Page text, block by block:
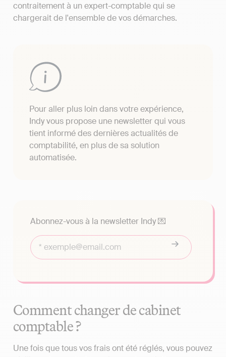
contraitement à un expert-comptable qui se
chargerait de l'ensemble de vos démarches.
Pour aller plus loin dans votre expérience,
Indy vous propose une newsletter qui vous
tient informé des dernières actualités de
comptabilité, en plus de sa solution
automatisée.
Abonnez-vous à la newsletter Indy 💌
Comment changer de cabinet
comptable ?
Une fois que tous vos frais ont été réglés, vous pouvez